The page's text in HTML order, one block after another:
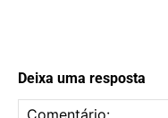
Deixa uma resposta